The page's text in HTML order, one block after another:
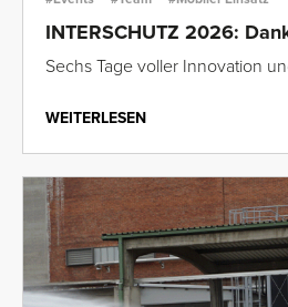
INTERSCHUTZ 2026:
Sechs Tage voller Innovation
WEITERLESEN